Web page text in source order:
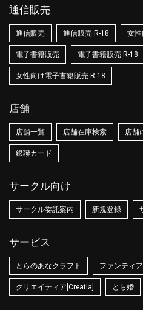
通信販売
通信販売 通信販売 R-18 女
電子書籍販売 電子書籍販売 R-18
女性向け電子書籍販売 R-18
店舗
店舗一覧 店舗在庫検索 店舗
銀聯カード
サークル向け
サークル委託案内 新規登録
サービス
とらのあなクラフト ファンティ
クリエイティア[Creatia] とら婚